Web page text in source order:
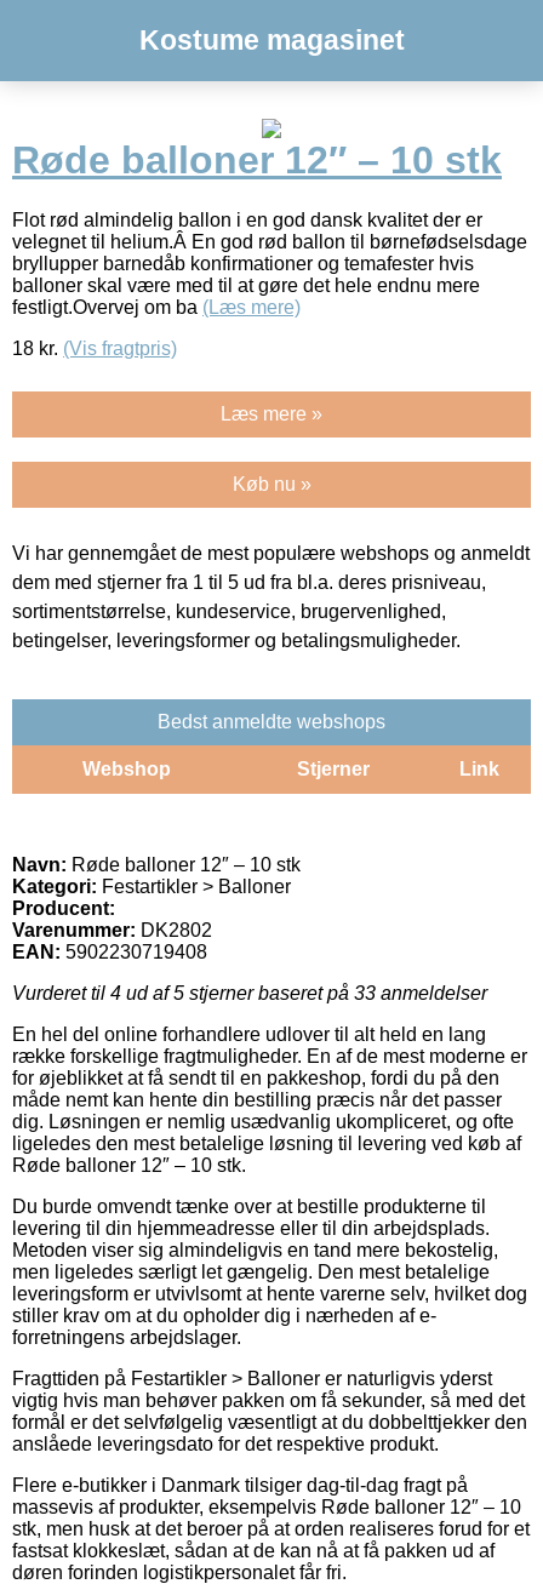
Kostume magasinet
Røde balloner 12″ – 10 stk
Flot rød almindelig ballon i en god dansk kvalitet der er
velegnet til helium.Â En god rød ballon til børnefødselsdage
bryllupper barnedåb konfirmationer og temafester hvis
balloner skal være med til at gøre det hele endnu mere
festligt.Overvej om ba (Læs mere)
18 kr. (Vis fragtpris)
Læs mere »
Køb nu »
Vi har gennemgået de mest populære webshops og anmeldt
dem med stjerner fra 1 til 5 ud fra bl.a. deres prisniveau,
sortimentstørrelse, kundeservice, brugervenlighed,
betingelser, leveringsformer og betalingsmuligheder.
Bedst anmeldte webshops
Webshop Stjerner Link
Navn: Røde balloner 12″ – 10 stk
Kategori: Festartikler > Balloner
Producent:
Varenummer: DK2802
EAN: 5902230719408
Vurderet til 4 ud af 5 stjerner baseret på 33 anmeldelser
En hel del online forhandlere udlover til alt held en lang
række forskellige fragtmuligheder. En af de mest moderne er
for øjeblikket at få sendt til en pakkeshop, fordi du på den
måde nemt kan hente din bestilling præcis når det passer
dig. Løsningen er nemlig usædvanlig ukompliceret, og ofte
ligeledes den mest betalelige løsning til levering ved køb af
Røde balloner 12″ – 10 stk.
Du burde omvendt tænke over at bestille produkterne til
levering til din hjemmeadresse eller til din arbejdsplads.
Metoden viser sig almindeligvis en tand mere bekostelig,
men ligeledes særligt let gængelig. Den mest betalelige
leveringsform er utvivlsomt at hente varerne selv, hvilket dog
stiller krav om at du opholder dig i nærheden af e-
forretningens arbejdslager.
Fragttiden på Festartikler > Balloner er naturligvis yderst
vigtig hvis man behøver pakken om få sekunder, så med det
formål er det selvfølgelig væsentligt at du dobbelttjekker den
anslåede leveringsdato for det respektive produkt.
Flere e-butikker i Danmark tilsiger dag-til-dag fragt på
massevis af produkter, eksempelvis Røde balloner 12″ – 10
stk, men husk at det beroer på at orden realiseres forud for et
fastsat klokkeslæt, sådan at de kan nå at få pakken ud af
døren forinden logistikpersonalet får fri.